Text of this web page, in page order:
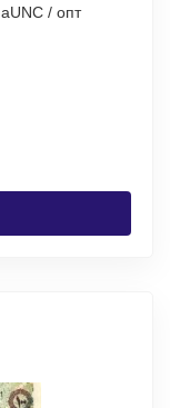
Пакистан 5 рупий 2008 Порт в Гвадаре аUNC / опт